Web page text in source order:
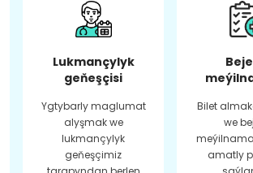
Lukmançylyk
geňeşçisi
Ygtybarly maglumat
alyşmak we
lukmançylyk
geňeşçimiz
Bilet
we
amatly